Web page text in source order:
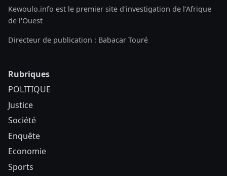
Kewoulo.info est le premier site d'investigation de l'Afrique
de l'Ouest
Directeur de publication : Babacar Touré
Rubriques
POLITIQUE
Justice
Société
Enquête
Economie
Sports